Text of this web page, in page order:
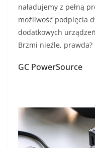
naładujemy z pełną
możliwość podpięcia
dodatkowych
Brzmi nieźle, prawda?
GC PowerSource